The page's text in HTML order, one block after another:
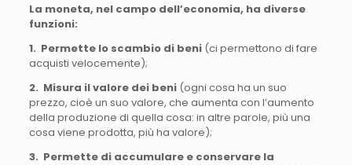
La moneta, nel campo dell’economia, ha diverse
funzioni:
1. Permette lo scambio di beni (ci permettono di fare
acquisti velocemente);
2. Misura il valore dei beni (ogni cosa ha un suo
prezzo, cioè un suo valore, che aumenta con l’aumento
della produzione di quella cosa: in altre parole, più una
cosa viene prodotta, più ha valore);
3. Permette di accumulare e conservare la